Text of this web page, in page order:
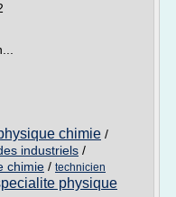
chimie /
industriels /
chimie / technicien
physique